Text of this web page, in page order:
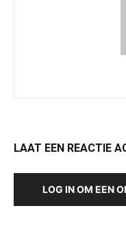
LAAT EEN REACTIE
LOG IN OM EEN